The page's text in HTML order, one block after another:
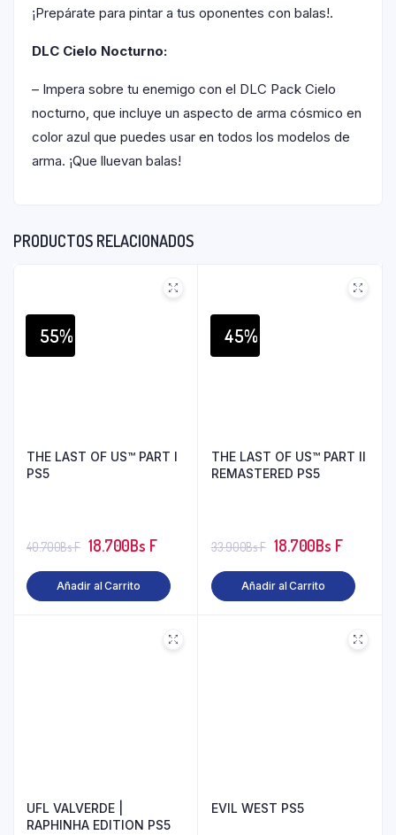
¡Prepárate para pintar a tus oponentes con balas!.
DLC Cielo Nocturno:
– Impera sobre tu enemigo con el DLC Pack Cielo
nocturno, que incluye un aspecto de arma cósmico en
color azul que puedes usar en todos los modelos de
arma. ¡Que lluevan balas!
PRODUCTOS RELACIONADOS
55%
THE LAST OF US™ PART I
PS5
40.700Bs F 18.700Bs F
Añadir al Carrito
45%
THE LAST OF US™ PART II
REMASTERED PS5
33.900Bs F 18.700Bs F
Añadir al Carrito
UFL VALVERDE |
RAPHINHA EDITION PS5
EVIL WEST PS5